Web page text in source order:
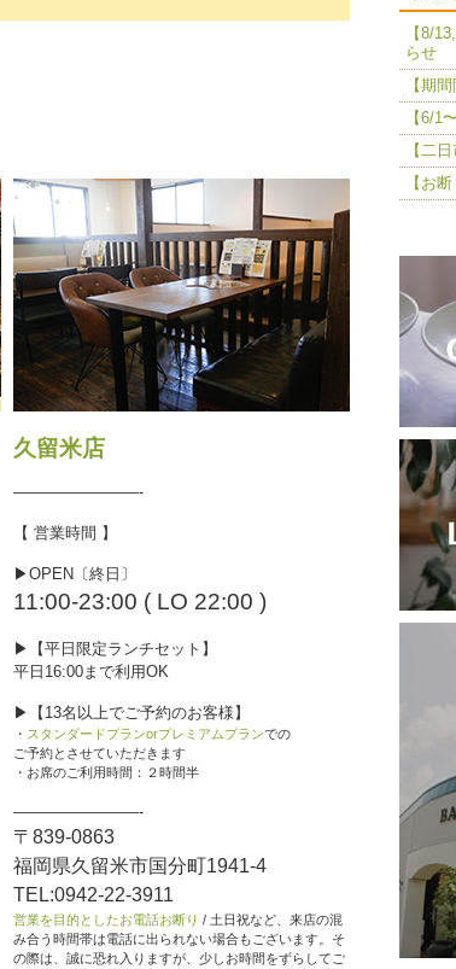
久留米店
————————-
【 営業時間 】
▶︎OPEN〔終日〕
11:00-23:00 ( LO 22:00 )
▶︎【平日限定ランチセット】
平日16:00まで利用OK
▶︎【13名以上でご予約のお客様】
・ スタンダードプランorプレミアムプランでの
ご予約とさせていただきます
・お席のご利用時間：２時間半
————————-
〒839-0863
福岡県久留米市国分町1941-4
TEL:0942-22-3911
営業を目的としたお電話お断り / 土日祝など、来店の混
み合う時間帯は電話に出られない場合もございます。そ
の際は、誠に恐れ入りますが、少しお時間をずらしてご
【8/
らせ
【期
【6/1
【二
【お